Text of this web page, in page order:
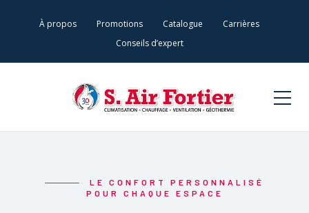
À propos Promotions Catalogue
Carrières
Conseils d’expert
LE CONFORT PERSONNALISÉ
POUR CHAQUE ESPACE